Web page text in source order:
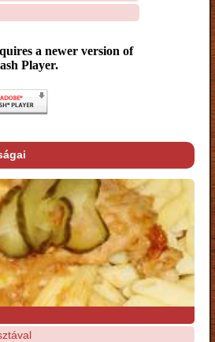
a newer version of
Player.